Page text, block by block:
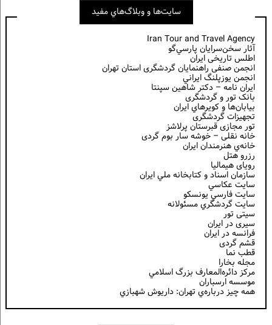
سايت‌ها و وبلاگ‌هاي مفيد
Iran Tour and Travel Agency
آثار سخن‌سرايان پارسي‌گو
اطلس تاریخی ایران
انجمن صنفی راهنمایان گردشگری استان تهران
انجمن يوزپلنگ ايراني
ایران نامه – دکتر شاهین سپنتا
بانک تور و گردشگری
بيابان‌ها و كويرهاي ايران
تجهیزات گردشگری
تور مجازی قبرستان پرلاشز
خانه نقلی – خوشه سار بوم گردی
خانه‌ي هنرمندان ايران
رزرو هتل
رویای هیمالیا
سازمان اسناد و كتابخانه ملي ايران
سايت عكاسي
سايت فارسي يونسكو
سايت گردشگري مسئولانه
سیتی تور
سیری در ایران
فرانسه در ايران
قشم گردی
قطب نما
مجله بخارا
مركز دائره‌المعارف بزرگ اسلامي
موسسه ارسباران
همه چيز درباره‌ي تهران: داريوش شهبازي